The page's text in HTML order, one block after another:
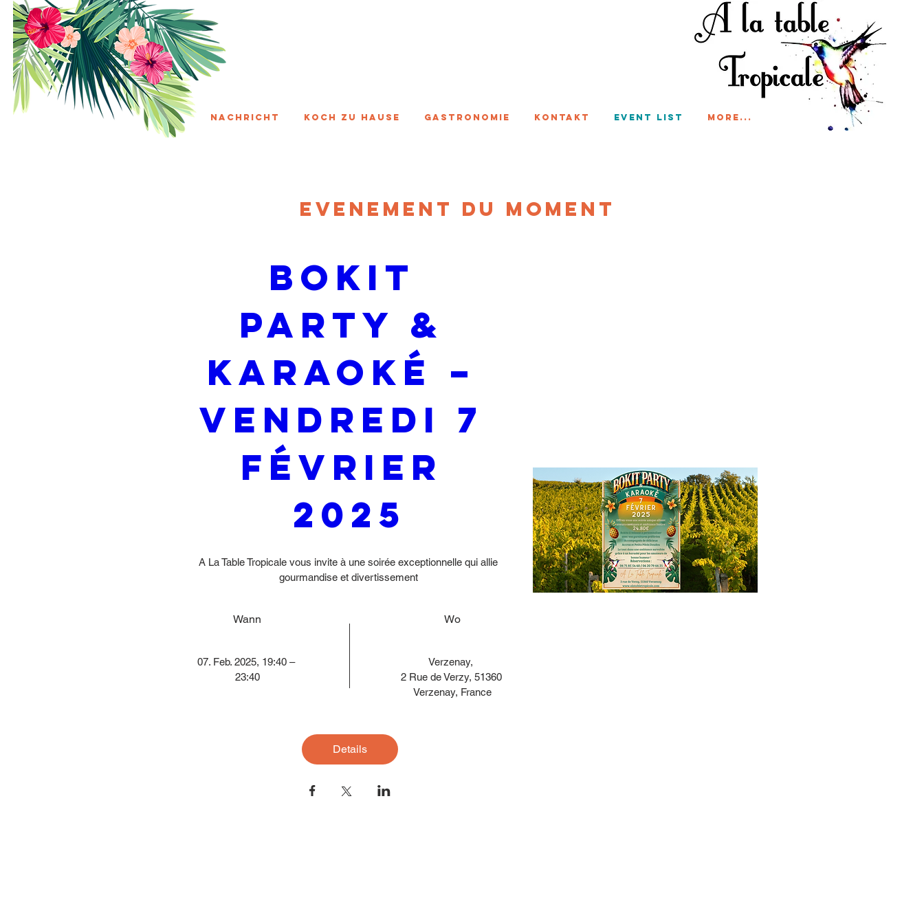
Nachricht Koch zu Hause Gastronomie Kontakt Event List More...
EVENEMENT du moment
Bokit
Party &
Karaoké –
Vendredi 7
février
2025
A La Table Tropicale vous invite à une soirée exceptionnelle qui allie
gourmandise et divertissement
Wann
07. Feb. 2025, 19:40 –
23:40
Wo
Verzenay,
2 Rue de Verzy, 51360
Verzenay, France
Details